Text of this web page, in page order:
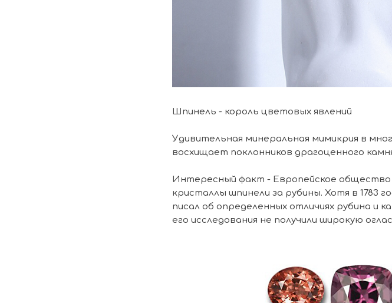
Шпинель - король цветовых явлений
Удивительная минеральная мимикрия в
восхищает поклонников драгоценного
Интересный факт - Европейское общество
кристаллы шпинели за рубины. Хотя в 1783
писал об определенных отличиях рубина и
его исследования не получили широкую